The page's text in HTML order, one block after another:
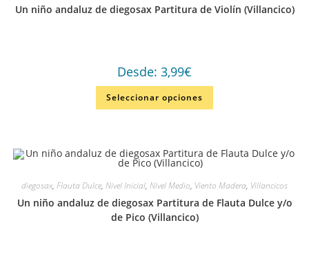
Un niño andaluz de diegosax Partitura de Violín (Villancico)
Desde: 3,99€
Seleccionar opciones
diegosax, Flauta Dulce, Nivel Inicial, Nivel Medio, Viento Madera, Villancicos
Un niño andaluz de diegosax Partitura de Flauta Dulce y/o
de Pico (Villancico)